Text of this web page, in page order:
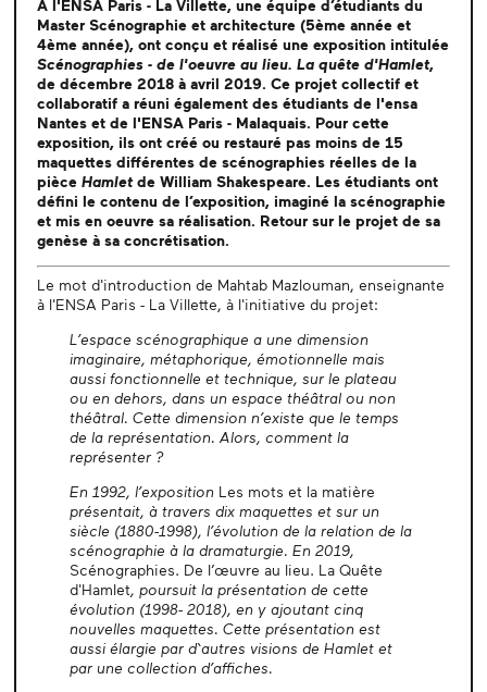
A l'ENSA Paris - La Villette, une équipe d’étudiants du
Master Scénographie et architecture (5ème année et
4ème année), ont conçu et réalisé une exposition intitulée
Scénographies - de l'oeuvre au lieu. La quête d'Hamlet,
de décembre 2018 à avril 2019. Ce projet collectif et
collaboratif a réuni également des étudiants de l'ensa
Nantes et de l'ENSA Paris - Malaquais. Pour cette
exposition, ils ont créé ou restauré pas moins de 15
maquettes différentes de scénographies réelles de la
pièce Hamletde William Shakespeare. Les étudiants ont
défini le contenu de l’exposition, imaginé la scénographie
et mis en oeuvre sa réalisation. Retour sur le projet de sa
genèse à sa concrétisation.
Le mot d'introduction de Mahtab Mazlouman, enseignante
à l'ENSA Paris - La Villette, à l'initiative du projet:
L’espace scénographique a une dimension
imaginaire, métaphorique, émotionnelle mais
aussi fonctionnelle et technique, sur le plateau
ou en dehors, dans un espace théâtral ou non
théâtral. Cette dimension n’existe que le temps
de la représentation. Alors, comment la
représenter ?
En 1992, l’exposition Les mots et la matière
présentait, à travers dix maquettes et sur un
siècle (1880-1998), l’évolution de la relation de la
scénographie à la dramaturgie. En 2019,
Scénographies. De l’œuvre au lieu. La Quête
d'Hamlet, poursuit la présentation de cette
évolution (1998- 2018), en y ajoutant cinq
nouvelles maquettes. Cette présentation est
aussi élargie par d‘autres visions de Hamlet et
par une collection d’affiches.